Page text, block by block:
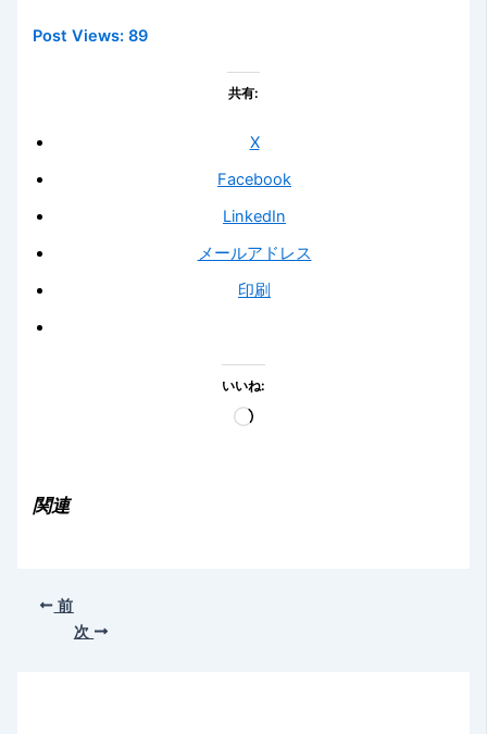
Post Views: 89
共有:
X
Facebook
LinkedIn
メールアドレス
印刷
いいね:
読
関連
前
次